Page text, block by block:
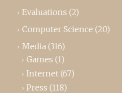
Evaluations (2)
Computer Science (20)
Media (316)
Games (1)
Internet (67)
Press (118)